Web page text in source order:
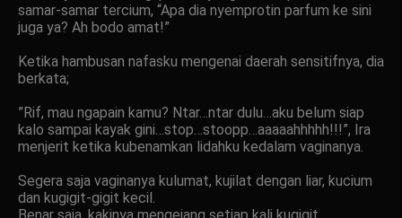
samar-samar tercium, “Apa dia nyemprotin parfum ke sini
juga ya? Ah bodo amat!”
Ketika hambusan nafasku mengenai daerah sensitifnya, dia
berkata;
”Rif, mau ngapain kamu? Ntar…ntar dulu…aku belum siap
kalo sampai kayak gini…stop…stoopp…aaaaahhhhh!!!”, Ira
menjerit ketika kubenamkan lidahku kedalam vaginanya.
Segera saja vaginanya kulumat, kujilat dengan liar, kucium
dan kugigit-gigit kecil.
Benar saja, kakinya mengejang setiap kali kugigit